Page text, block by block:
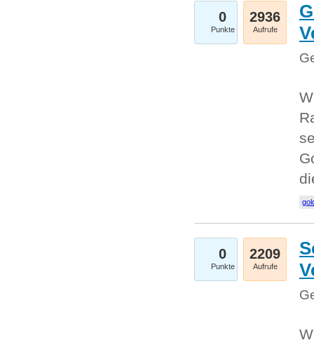
0
Punkte
2936
Aufrufe
0
Punkte
2209
Aufrufe